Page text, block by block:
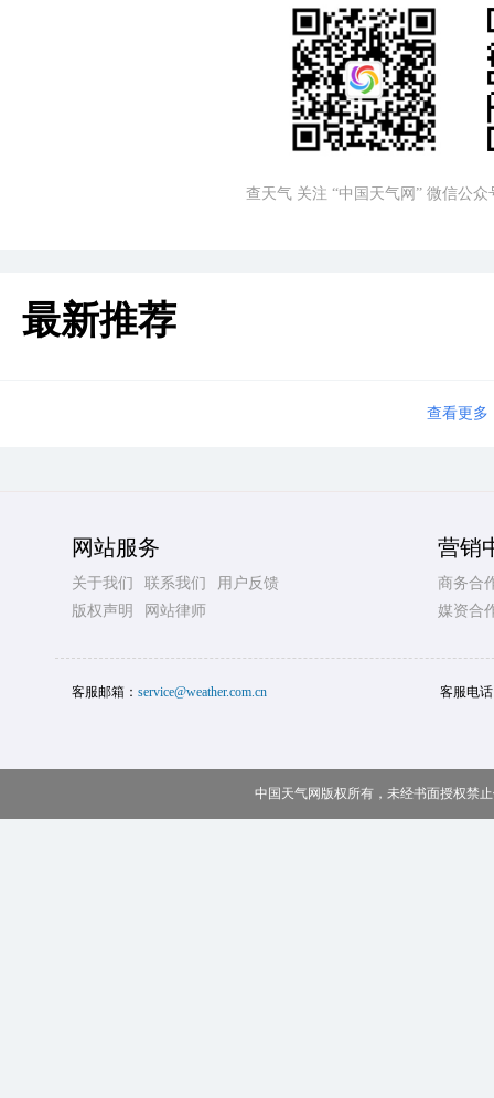
查天气 关注 “中国天气网” 微信公众
最新推荐
查看更多
网站服务
关于我们 联系我们
用户反馈
版权声明
网站律师
营销
商务合
媒资合
客服邮箱： service@weather.com.cn 客服电
中国天气网版权所有，未经书面授权